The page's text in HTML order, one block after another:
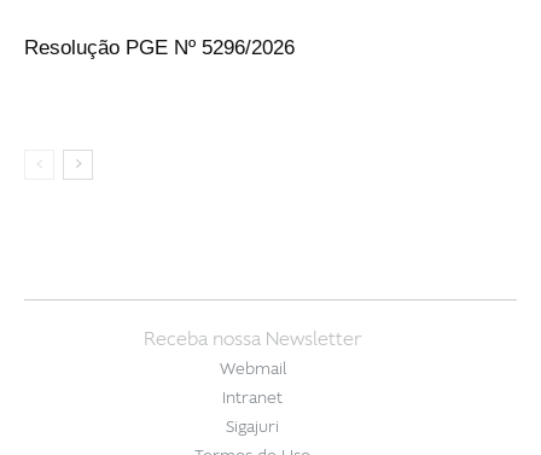
Resolução PGE Nº 5296/2026
Receba nossa Newsletter
Webmail
Intranet
Sigajuri